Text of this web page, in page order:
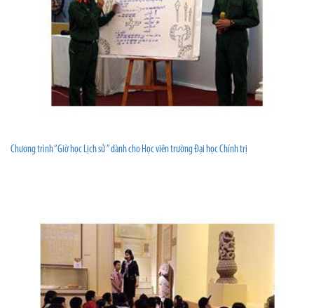
Chương trình “Giờ học Lịch sử ” dành cho Học viên trường Đại học Chính trị